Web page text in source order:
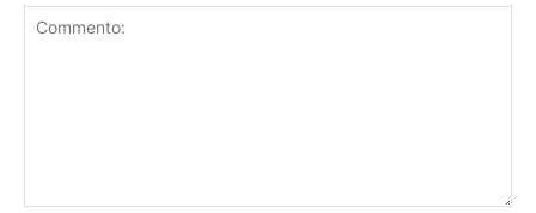
LASCIA UN COMMENTO